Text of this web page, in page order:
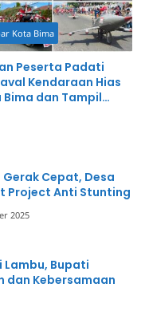
Kota Bima
Peserta Padati
Kendaraan Hias
Bima dan Tampil
Gerak Cepat, Desa
Project Anti Stunting
2025
Lambu, Bupati
dan Kebersamaan